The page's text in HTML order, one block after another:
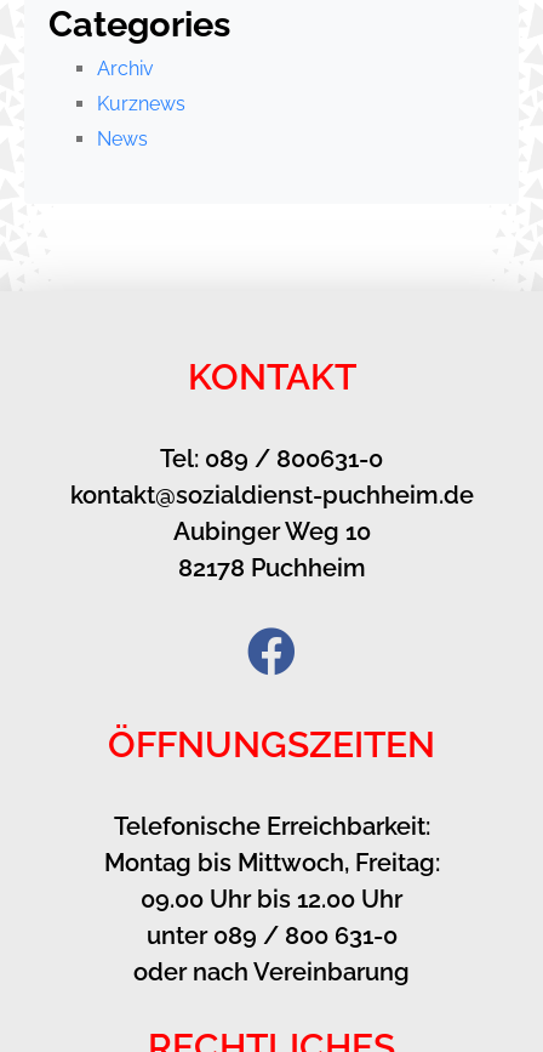
Categories
Archiv
Kurznews
News
KONTAKT
Tel: 089 / 800631-0
kontakt@sozialdienst-puchheim.de
Aubinger Weg 10
82178 Puchheim
ÖFFNUNGSZEITEN
Telefonische Erreichbarkeit:
Montag bis Mittwoch, Freitag:
09.00 Uhr bis 12.00 Uhr
unter 089 / 800 631-0
oder nach Vereinbarung